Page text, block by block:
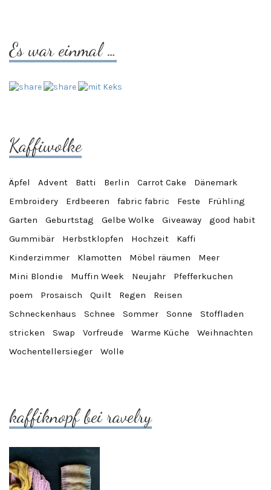
Es war einmal …
Kaffiwolke
Äpfel Advent Batti Berlin Carrot Cake
Dänemark
Embroidery
Erdbeeren fabric fabric Feste
Frühling
Garten
Geburtstag Gelbe Wolke Giveaway
good habit
Gummibär
Herbstklopfen Hochzeit
Kaffi
Kinderzimmer
Klamotten Möbel räumen
Meer
Mini Blondie
Muffin Week Neujahr
Pfefferkuchen
poem
Prosaisch Quilt Regen
Reisen
Schneckenhaus
Schnee Sommer Sonne
Stoffladen
stricken
Swap Vorfreude Warme Küche
Weihnachten
Wochentellersieger
Wolle
kaffiknopf bei ravelry